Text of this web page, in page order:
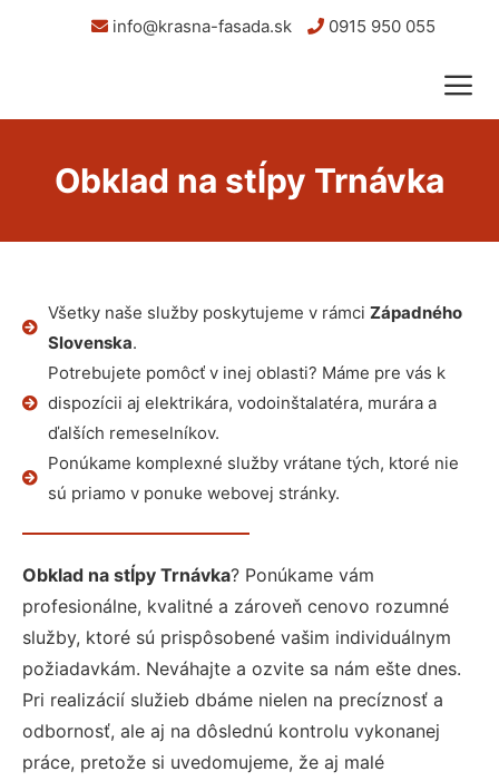
info@krasna-fasada.sk 0915 950 055
Obklad na stĺpy Trnávka
Všetky naše služby poskytujeme v rámci Západného
Slovenska.
Potrebujete pomôcť v inej oblasti? Máme pre vás k
dispozícii aj elektrikára, vodoinštalatéra, murára a
ďalších remeselníkov.
Ponúkame komplexné služby vrátane tých, ktoré nie
sú priamo v ponuke webovej stránky.
Obklad na stĺpy Trnávka? Ponúkame vám
profesionálne, kvalitné a zároveň cenovo rozumné
služby, ktoré sú prispôsobené vašim individuálnym
požiadavkám. Neváhajte a ozvite sa nám ešte dnes.
Pri realizácií služieb dbáme nielen na precíznosť a
odbornosť, ale aj na dôslednú kontrolu vykonanej
práce, pretože si uvedomujeme, že aj malé